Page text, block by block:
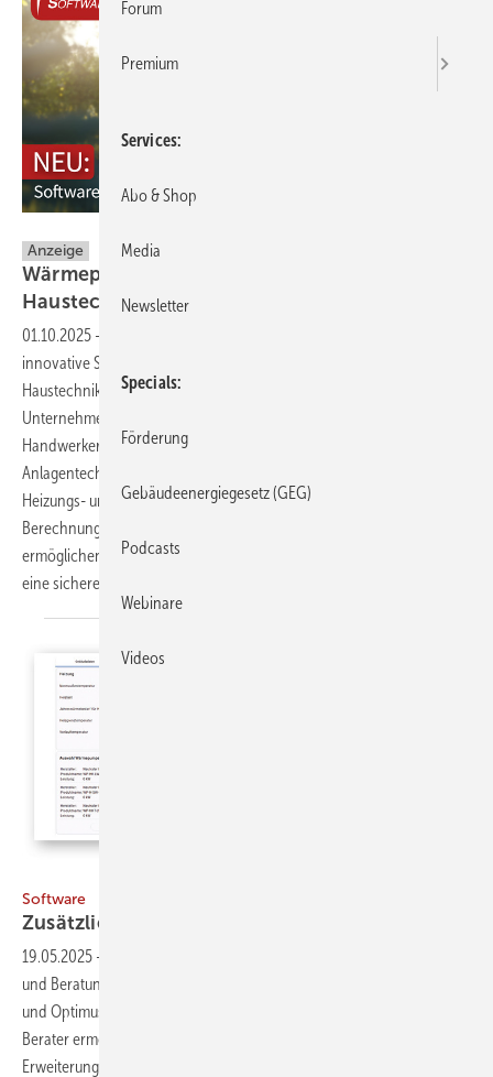
Anzeige
Wärmepumpen-Beratung für Bau, Energie und
Haustechnik
01.10.2025 -
innovative Software-Lösungen für die Bau-, Energie- und
Haustechnikbranche. Mit praxisnahen Tools unterstützt das
Unternehmen Fachplaner, Energieberater, Architekten und
Handwerker bei der effizienten und normgerechten Planung von
Anlagentechnik und Gebäuden. Von der Energieberatung über die
Heizungs- und Lüftungstechnik bis hin zur Photovoltaik- und GEG-
Berechnung – die Software-Lösungen der Hottgenroth Gruppe
ermöglichen präzise Berechnungen, optimierte Arbeitsabläufe und
eine sichere Einhaltung gesetzlicher
Software
Zusätzlich eine Wärmepumpe
19.05.2025 -
und Beratung. Die Software ergänzt die Programme Energieberater
und Optimus von Hottgenroth. „Das neue Add-On Wärmepumpen-
Berater ermöglicht es den Nutzern der genannten Produkte eine
Erweiterung Ihrer Tätigkeiten effizient durchzuführen und
Forum
Premium
Services
Abo & Shop
Media
Newsletter
Specials
Förderung
Gebäudeenergiegesetz (GEG)
Podcasts
Webinare
Videos